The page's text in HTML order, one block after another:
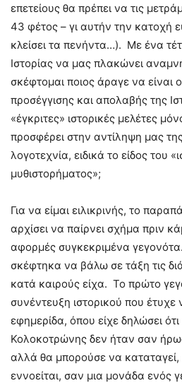
επετείους θα πρέπει να τις
43 φέτος – γι αυτήν την κατοχή
κλείσει τα πενήντα…). Με ένα
Ιστορίας να μας πλακώνει
σκέφτομαι ποιος άραγε να είναι
προσέγγισης και απολαβής της
«έγκριτες» ιστορικές μελέτες
προσφέρει στην αντίληψη μας
λογοτεχνία, ειδικά το είδος του
μυθιστορήματος»;
Για να είμαι ειλικρινής, το
αρχίσει να παίρνει σχήμα πριν
αφορμές συγκεκριμένα
σκέφτηκα να βάλω σε τάξη τις
κατά καιρούς είχα. Το πρώτο
συνέντευξη ιστορικού που
εφημερίδα, όπου είχε δηλώσει
Κολοκοτρώνης δεν ήταν σαν
αλλά θα μπορούσε να καταταγεί,
εννοείται, σαν μια μονάδα ενός